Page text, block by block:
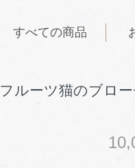
すべての商品
フルーツ猫のブロ